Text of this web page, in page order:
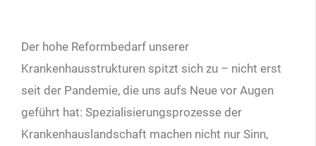
Der hohe Reformbedarf unserer
Krankenhausstrukturen spitzt sich zu – nicht erst
seit der Pandemie, die uns aufs Neue vor Augen
geführt hat: Spezialisierungsprozesse der
Krankenhauslandschaft machen nicht nur Sinn,